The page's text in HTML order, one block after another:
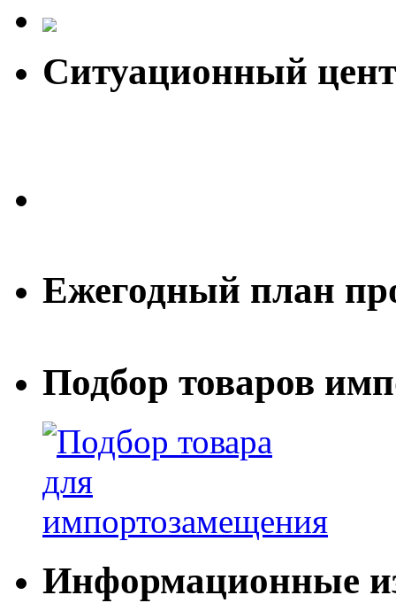
Ситуационный
Ежегодный план
Подбор товаров
Информационные